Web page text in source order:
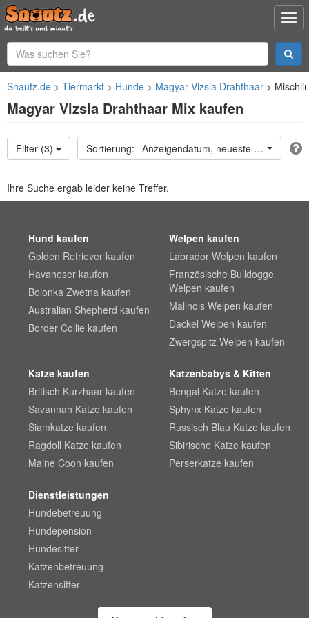
Snautz.de Tiermarkt Hunde Magyar Vizsla Drahthaar
Magyar Vizsla Drahthaar Mix kaufen
Filter (3) Anzeigendatum, neueste oben
Ihre Suche ergab leider keine Treffer.
Hund kaufen
Golden Retriever kaufen
Havaneser kaufen
Bolonka Zwetna kaufen
Australian Shepherd kaufen
Border Collie kaufen
Welpen kaufen
Labrador Welpen kaufen
Französische Bulldogge
Welpen kaufen
Malinois Welpen kaufen
Dackel Welpen kaufen
Zwergspitz Welpen kaufen
Katze kaufen
Britisch Kurzhaar kaufen
Savannah Katze kaufen
Siamkatze kaufen
Ragdoll Katze kaufen
Maine Coon kaufen
Katzenbabys & Kitten
Bengal Katze kaufen
Sphynx Katze kaufen
Russisch Blau Katze kaufen
Sibirische Katze kaufen
Perserkatze kaufen
Dienstleistungen
Hundebetreuung
Hundepension
Hundesitter
Katzenbetreuung
Katzensitter